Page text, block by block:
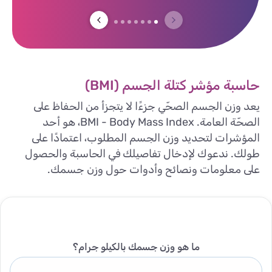
حاسبة مؤشر كتلة الجسم (BMI)
يعد وزن الجسم الصحّي جزءًا لا يتجزأ من الحفاظ على
الصحّة العامة. BMI - Body Mass Index، هو أحد
المؤشرات لتحديد وزن الجسم المطلوب، اعتمادًا على
طولك. ندعوك لإدخال تفاصيلك في الحاسبة والحصول
على معلومات ونصائح وأدوات حول وزن جسمك.
ما هو وزن جسمك بالكيلو جرام؟